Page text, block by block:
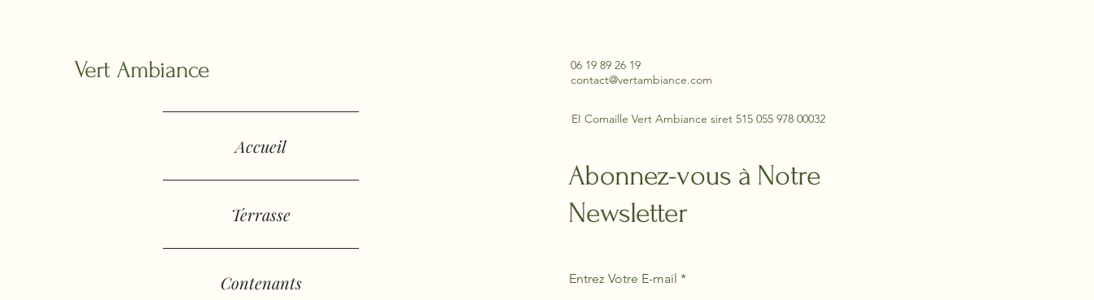
Vert Ambiance
Accueil
Terrasse
Contenants
06 19 89 26 19
contact@vertambiance.com
EI Comaille Vert Ambiance siret 515 055 978 00032
Abonnez-vous à Notre
Newsletter
Entrez Votre E-mail